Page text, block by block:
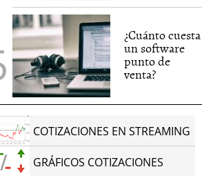
¿Cuánto cuesta
un software
punto de
venta?
COTIZACIONES EN STREAMING
GRÁFICOS COTIZACIONES